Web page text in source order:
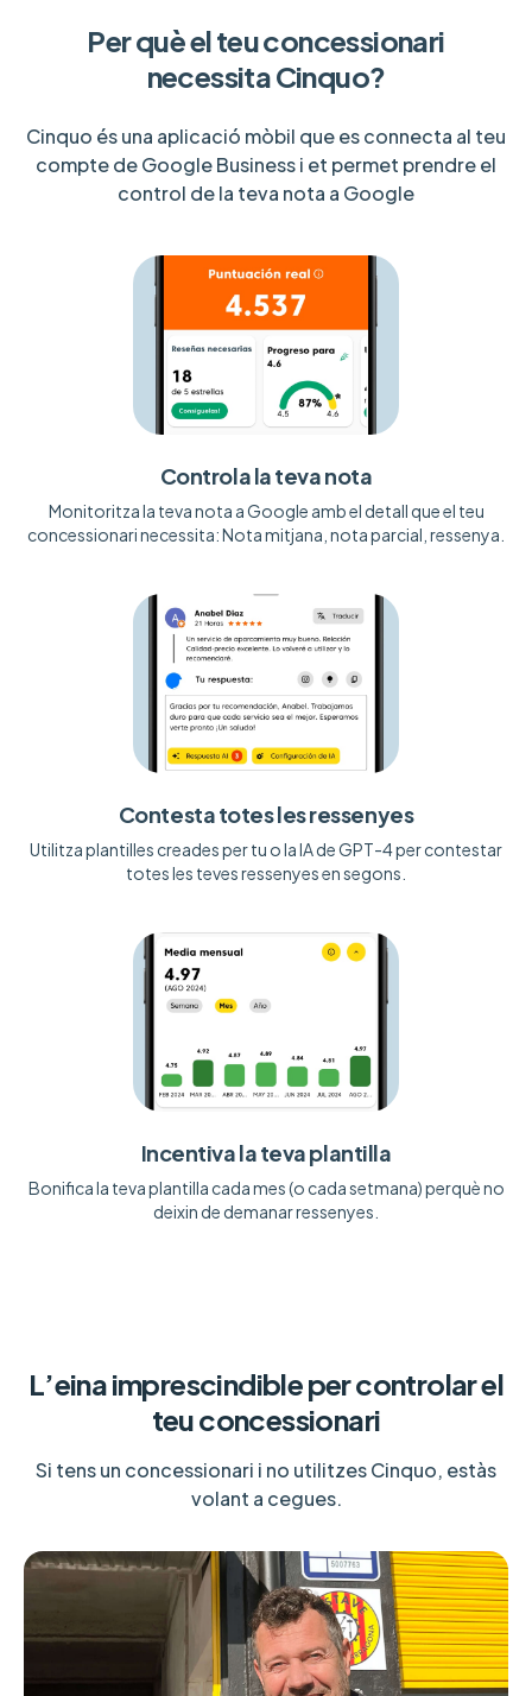
Per què el teu concessionari
necessita Cinquo?
Cinquo és una aplicació mòbil que es connecta al teu
compte de Google Business i et permet prendre el
control de la teva nota a Google
Controla la teva nota
Monitoritza la teva nota a Google amb el detall que el teu
concessionari necessita: Nota mitjana, nota parcial, ressenya.
Contesta totes les ressenyes
Utilitza plantilles creades per tu o la IA de GPT-4 per contestar
totes les teves ressenyes en segons.
Incentiva la teva plantilla
Bonifica la teva plantilla cada mes (o cada setmana) perquè no
deixin de demanar ressenyes.
L’eina imprescindible per controlar el
teu concessionari
Si tens un concessionari i no utilitzes Cinquo, estàs
volant a cegues.